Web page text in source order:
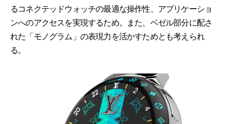
るコネクテッドウォッチの最適な操作性、アプリケーショ
ンへのアクセスを実現するため。また、ベゼル部分に配さ
れた「モノグラム」の表現力を活かすためとも考えられ
る。